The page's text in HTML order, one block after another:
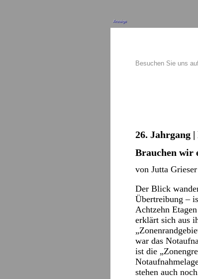
Anzeige
Besuchen Sie uns
26. Jahrgang
Brauchen wir
von Jutta Grieser
Der Blick
Übertreibung –
Achtzehn
erklärt sich aus
war das
ist die
stehen auch